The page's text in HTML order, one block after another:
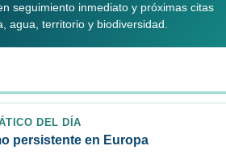
seguimiento inmediato y próximas citas
agua, territorio y biodiversidad.
DEL DÍA
persistente en Europa